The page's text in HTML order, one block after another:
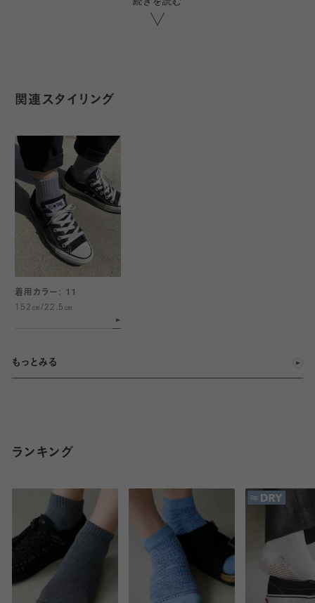
こちらはLサイズ(25～27cm)です。
関連スタイリング
着用カラー: 11
152㎝/22.5㎝
もっとみる
ランキング